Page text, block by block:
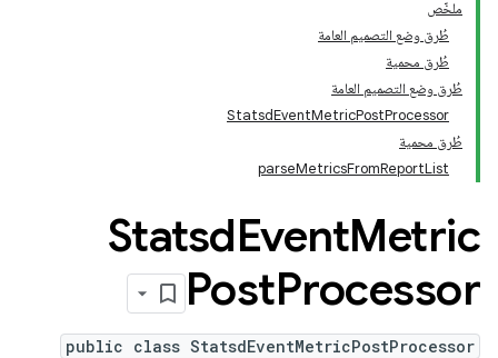
ملخّص
طُرق وضع التصميم العامة
طُرق محمية
طُرق وضع التصميم العامة
StatsdEventMetricPostProcessor
طُرق محمية
parseMetricsFromReportList
StatsdEventMetric
PostProcessor
public class StatsdEventMetricPostProcessor